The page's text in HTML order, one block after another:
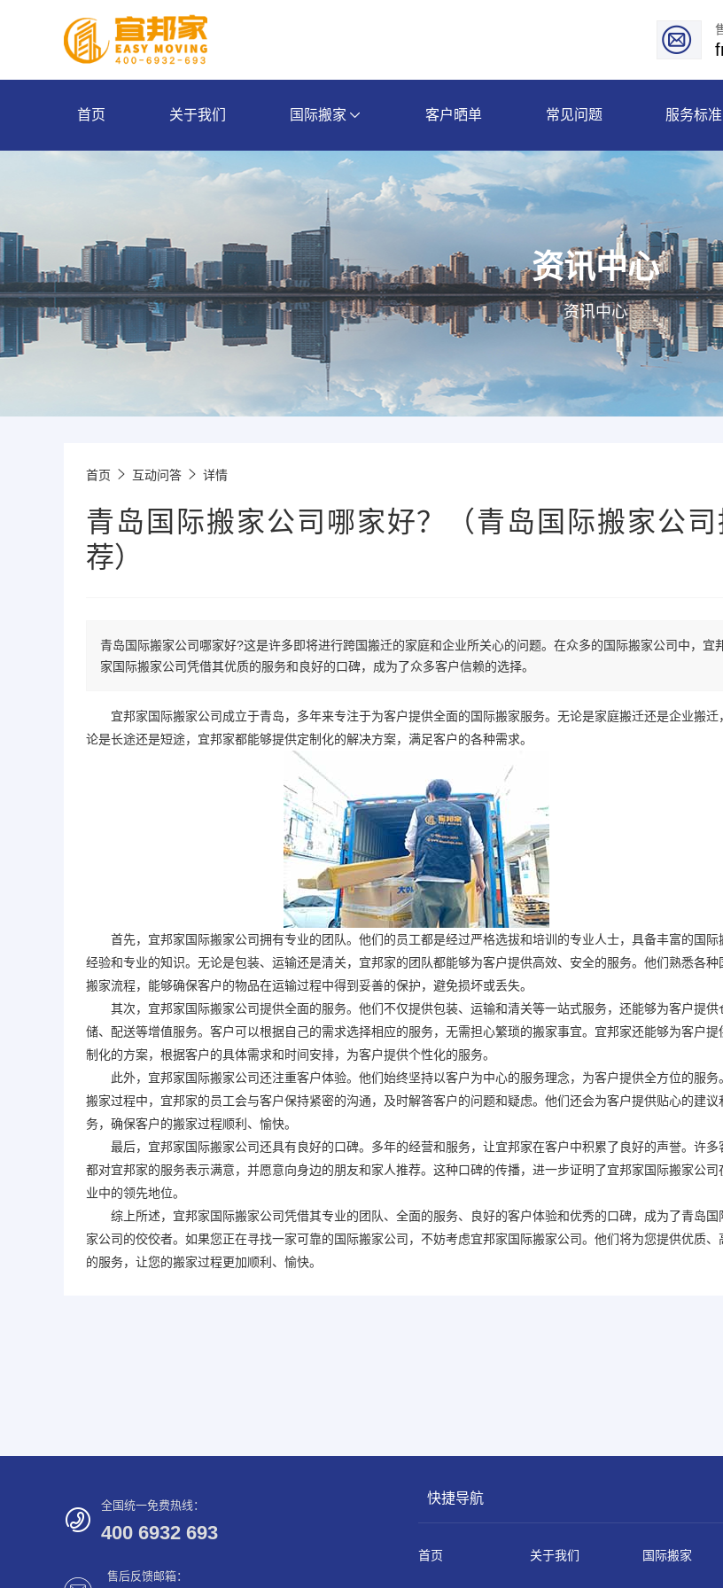
首页 关于我们 国际搬家 客户晒单 常见问题 服务标准
资讯中心
资讯中心
首页 互动问答 详情
青岛国际搬家公司哪家好？（青岛国际搬家公司
荐）
青岛国际搬家公司哪家好?这是许多即将进行跨国搬迁的家庭和企业所关心的问题。在众多的国际搬家公司中，宜
家国际搬家公司凭借其优质的服务和良好的口碑，成为了众多客户信赖的选择。
宜邦家国际搬家公司成立于青岛，多年来专注于为客户提供全面的国际搬家服务。无论是家庭搬迁还是企业搬迁
论是长途还是短途，宜邦家都能够提供定制化的解决方案，满足客户的各种需求。
首先，宜邦家国际搬家公司拥有专业的团队。他们的员工都是经过严格选拔和培训的专业人士，具备丰富的国际
经验和专业的知识。无论是包装、运输还是清关，宜邦家的团队都能够为客户提供高效、安全的服务。他们熟悉各种
搬家流程，能够确保客户的物品在运输过程中得到妥善的保护，避免损坏或丢失。
其次，宜邦家国际搬家公司提供全面的服务。他们不仅提供包装、运输和清关等一站式服务，还能够为客户提供
储、配送等增值服务。客户可以根据自己的需求选择相应的服务，无需担心繁琐的搬家事宜。宜邦家还能够为客户提
制化的方案，根据客户的具体需求和时间安排，为客户提供个性化的服务。
此外，宜邦家国际搬家公司还注重客户体验。他们始终坚持以客户为中心的服务理念，为客户提供全方位的服务
搬家过程中，宜邦家的员工会与客户保持紧密的沟通，及时解答客户的问题和疑虑。他们还会为客户提供贴心的建议
务，确保客户的搬家过程顺利、愉快。
最后，宜邦家国际搬家公司还具有良好的口碑。多年的经营和服务，让宜邦家在客户中积累了良好的声誉。许多
都对宜邦家的服务表示满意，并愿意向身边的朋友和家人推荐。这种口碑的传播，进一步证明了宜邦家国际搬家公司
业中的领先地位。
综上所述，宜邦家国际搬家公司凭借其专业的团队、全面的服务、良好的客户体验和优秀的口碑，成为了青岛国
家公司的佼佼者。如果您正在寻找一家可靠的国际搬家公司，不妨考虑宜邦家国际搬家公司。他们将为您提供优质、
的服务，让您的搬家过程更加顺利、愉快。
全国统一免费热线：
400 6932 693
售后反馈邮箱：
快捷导航
首页 关于我们 国际搬家